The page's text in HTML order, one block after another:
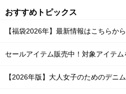
おすすめトピックス
【福袋2026年】最新情報はこちらか
セールアイテム販売中！対象アイテム
【2026年版】大人女子のためのデニ